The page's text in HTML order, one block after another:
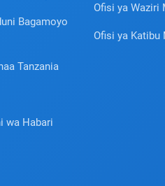
Bagamoyo
Tanzania
wa Habari
Ofisi ya Waziri
Ofisi ya Katibu